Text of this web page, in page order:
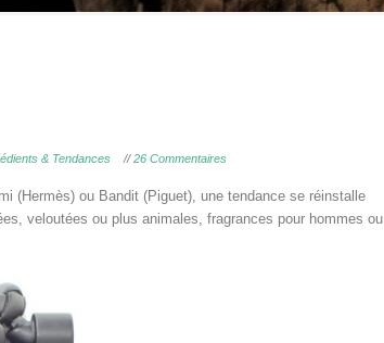
& Tendances //26 Commentaires
(Hermès) ou Bandit (Piguet), une tendance se réinstalle
veloutées ou plus animales, fragrances pour hommes ou